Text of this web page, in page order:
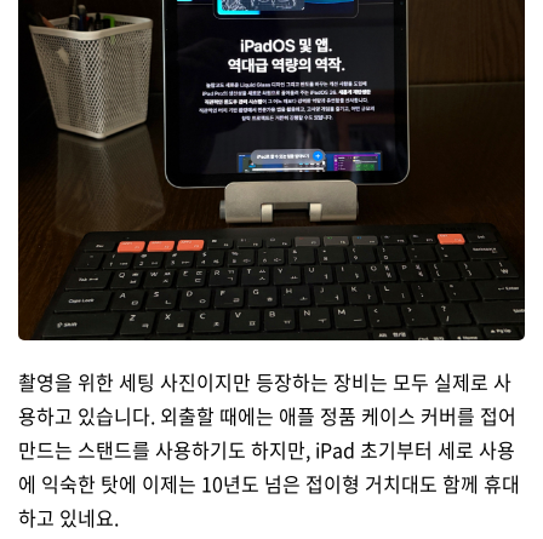
촬영을 위한 세팅 사진이지만 등장하는 장비는 모두 실제로 사
용하고 있습니다. 외출할 때에는 애플 정품 케이스 커버를 접어
만드는 스탠드를 사용하기도 하지만, iPad 초기부터 세로 사용
에 익숙한 탓에 이제는 10년도 넘은 접이형 거치대도 함께 휴대
하고 있네요.